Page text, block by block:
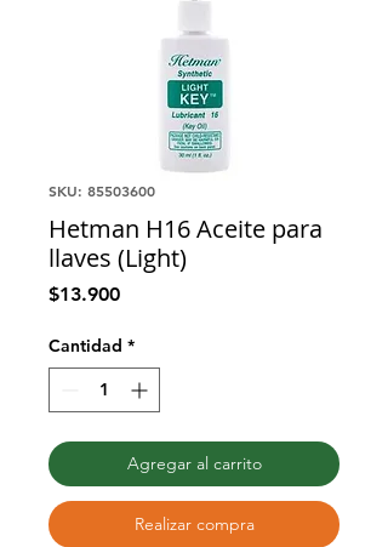
SKU: 85503600
Hetman H16 Aceite para
llaves (Light)
$13.900Precio
Cantidad *
Agregar al carrito
Realizar compra